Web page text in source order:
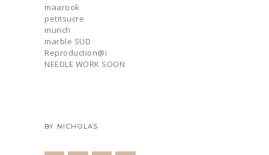
maarook
petitsucre
munch
marble SUD
Reproduction@i
NEEDLE WORK SOON
BY NICHOLAS